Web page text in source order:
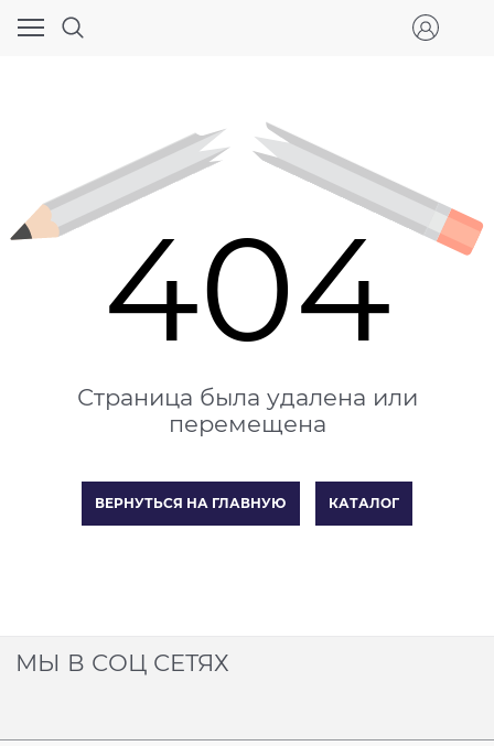
404
Страница была удалена или
перемещена
ВЕРНУТЬСЯ НА ГЛАВНУЮ КАТАЛОГ
МЫ В СОЦ СЕТЯХ